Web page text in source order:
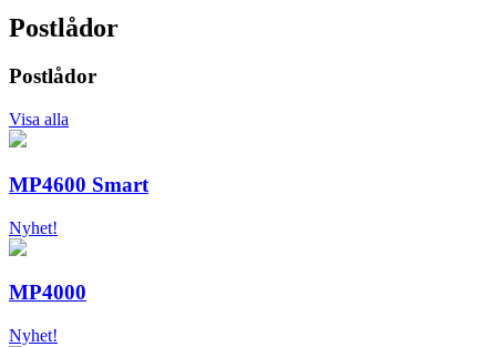
Postlådor
Postlådor
Visa alla
MP4600 Smart
Nyhet!
MP4000
Nyhet!